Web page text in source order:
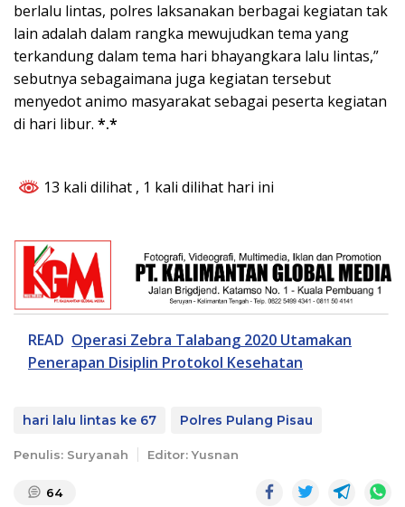
berlalu lintas, polres laksanakan berbagai kegiatan tak
lain adalah dalam rangka mewujudkan tema yang
terkandung dalam tema hari bhayangkara lalu lintas,”
sebutnya sebagaimana juga kegiatan tersebut
menyedot animo masyarakat sebagai peserta kegiatan
di hari libur. *.*
13 kali dilihat , 1 kali dilihat hari ini
READ Operasi Zebra Talabang 2020 Utamakan
Penerapan Disiplin Protokol Kesehatan
hari lalu lintas ke 67 Polres Pulang Pisau
Penulis: Suryanah Editor: Yusnan
64